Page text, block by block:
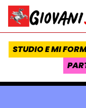
Vai al contenuto
Homepage
STUDIO E MI